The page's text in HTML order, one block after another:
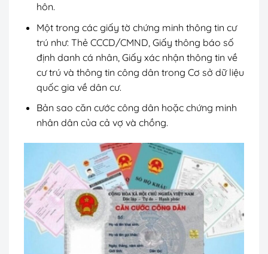
hôn.
Một trong các giấy tờ chứng minh thông tin cư
trú như: Thẻ CCCD/CMND, Giấy thông báo số
định danh cá nhân, Giấy xác nhận thông tin về
cư trú và thông tin công dân trong Cơ sở dữ liệu
quốc gia về dân cư.
Bản sao căn cước công dân hoặc chứng minh
nhân dân của cả vợ và chồng.